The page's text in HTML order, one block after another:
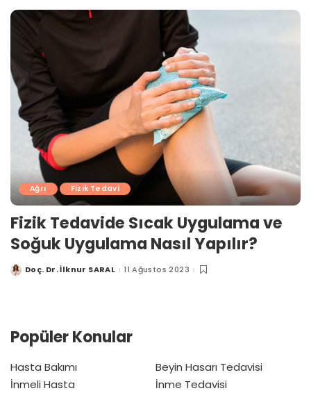
Ağrı Fizik Tedavi
Fizik Tedavide Sıcak Uygulama ve
Soğuk Uygulama Nasıl Yapılır?
PostedDoç. Dr. İlknur SARAL 11 Ağustos 2023
Popüler Konular
Hasta Bakımı
İnmeli Hasta
Beyin Hasarı Tedavisi
İnme Tedavisi